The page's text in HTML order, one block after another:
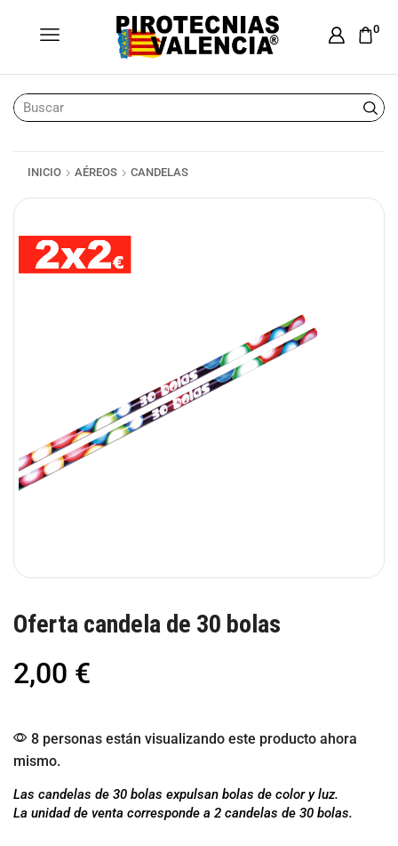
0
INICIO AÉREOS CANDELAS
Oferta candela de 30 bolas
2,00 €
8 personas están visualizando este producto ahora
mismo.
Las candelas de 30 bolas expulsan bolas de color y luz.
La unidad de venta corresponde a 2 candelas de 30 bolas.